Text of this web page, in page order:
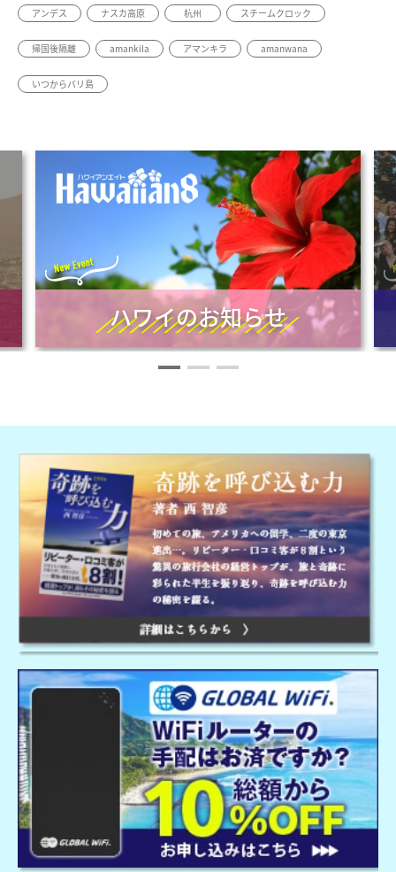
アンデス ナスカ高原 杭州 スチームクロック
帰国後隔離 amankila アマンキラ amanwana
いつからバリ島
ハワイのお知らせ